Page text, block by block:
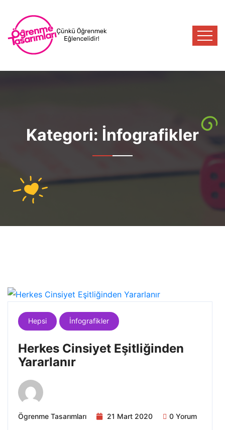
Kategori: İnfografikler
Hepsi İnfografikler
Herkes Cinsiyet Eşitliğinden
Yararlanır
Ögrenme Tasarımları 21 Mart 2020 0 Yorum